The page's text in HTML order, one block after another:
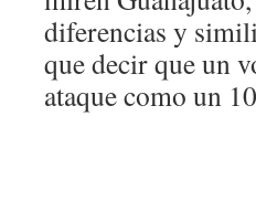
diferencias y
que decir que un
ataque como un